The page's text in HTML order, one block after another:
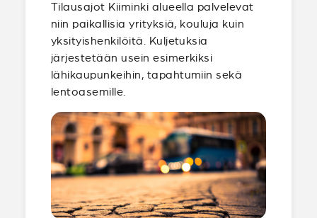
Tilausajot Kiiminki alueella palvelevat
niin paikallisia yrityksiä, kouluja kuin
yksityishenkilöitä. Kuljetuksia
järjestetään usein esimerkiksi
lähikaupunkeihin, tapahtumiin sekä
lentoasemille.